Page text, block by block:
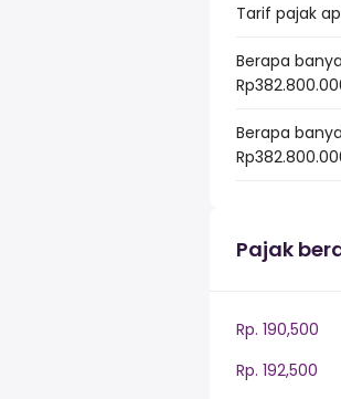
Tarif pajak
Berapa
Berapa
Pajak
Rp. 190,500
Rp. 192,500